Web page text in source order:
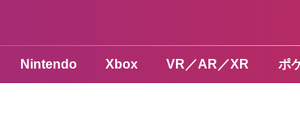
Nintendo Xbox VR／AR／XR ポ